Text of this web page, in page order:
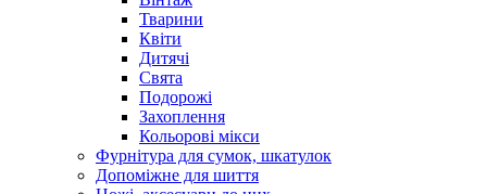
Тварини
Квіти
Дитячі
Свята
Подорожі
Захоплення
Кольорові мікси
Фурнітура для сумок, шкатулок
Допоміжне для шиття